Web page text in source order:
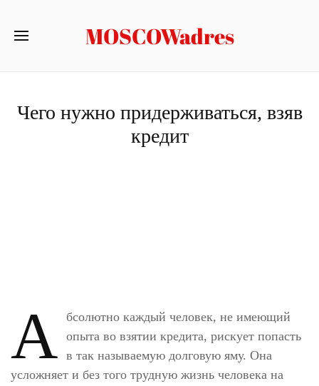
MOSCOWadres
Чего нужно придерживаться, взяв
кредит
А
бсолютно каждый человек, не имеющий
опыта во взятии кредита, рискует попасть
в так называемую долговую яму. Она
усложняет и без того трудную жизнь человека на